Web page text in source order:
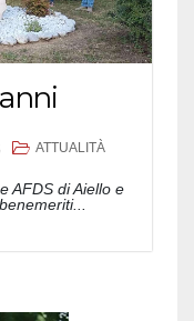
ATTUALITÀ
AFDS di Aiello e